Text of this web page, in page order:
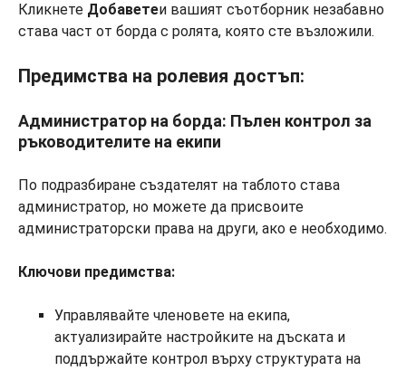
Кликнете Добаветеи вашият съотборник незабавно
става част от борда с ролята, която сте възложили.
Предимства на ролевия достъп:
Администратор на борда: Пълен контрол за
ръководителите на екипи
По подразбиране създателят на таблото става
администратор, но можете да присвоите
администраторски права на други, ако е необходимо.
Ключови предимства:
Управлявайте членовете на екипа,
актуализирайте настройките на дъската и
поддържайте контрол върху структурата на